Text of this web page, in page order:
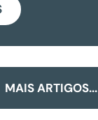
MAIS ARTIGOS...